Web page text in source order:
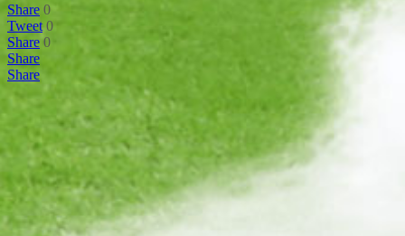
Share 0
Tweet 0
Share 0
Share
Share